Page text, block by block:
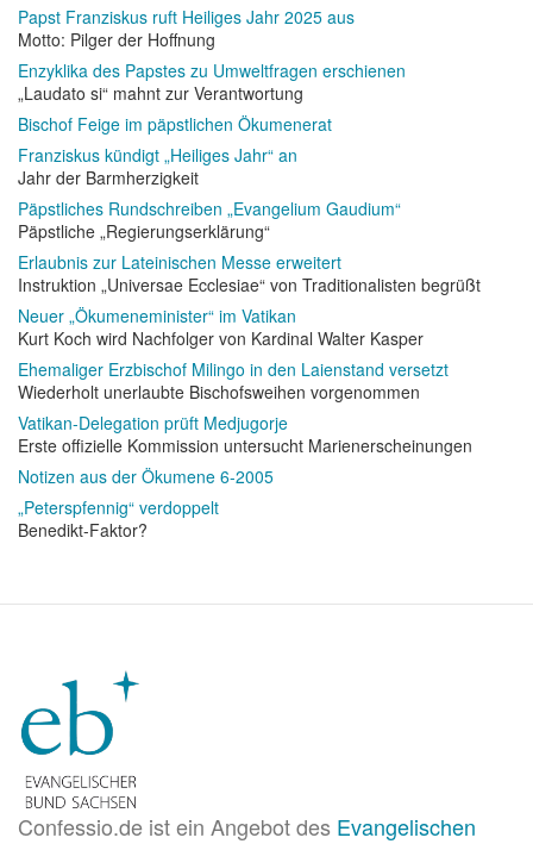
Papst Franziskus ruft Heiliges Jahr 2025 aus
Motto: Pilger der Hoffnung
Enzyklika des Papstes zu Umweltfragen erschienen
„Laudato si“ mahnt zur Verantwortung
Bischof Feige im päpstlichen Ökumenerat
Franziskus kündigt „Heiliges Jahr“ an
Jahr der Barmherzigkeit
Päpstliches Rundschreiben „Evangelium Gaudium“
Päpstliche „Regierungserklärung“
Erlaubnis zur Lateinischen Messe erweitert
Instruktion „Universae Ecclesiae“ von Traditionalisten begrüßt
Neuer „Ökumeneminister“ im Vatikan
Kurt Koch wird Nachfolger von Kardinal Walter Kasper
Ehemaliger Erzbischof Milingo in den Laienstand versetzt
Wiederholt unerlaubte Bischofsweihen vorgenommen
Vatikan-Delegation prüft Medjugorje
Erste offizielle Kommission untersucht Marienerscheinungen
Notizen aus der Ökumene 6-2005
„Peterspfennig“ verdoppelt
Benedikt-Faktor?
Confessio.de ist ein Angebot des Evangelischen